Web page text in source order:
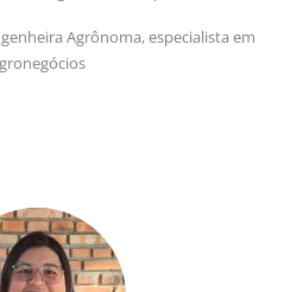
Agrônoma, especialista em